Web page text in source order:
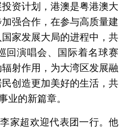
资计划，港澳是粤港澳大
强合作，在参与高质量建
家发展大局的进程中，共
回演唱会、国际着名球赛
射作用，为大湾区发展融
创造更加美好的生活，共
业的新篇章。
家超欢迎代表团一行。他